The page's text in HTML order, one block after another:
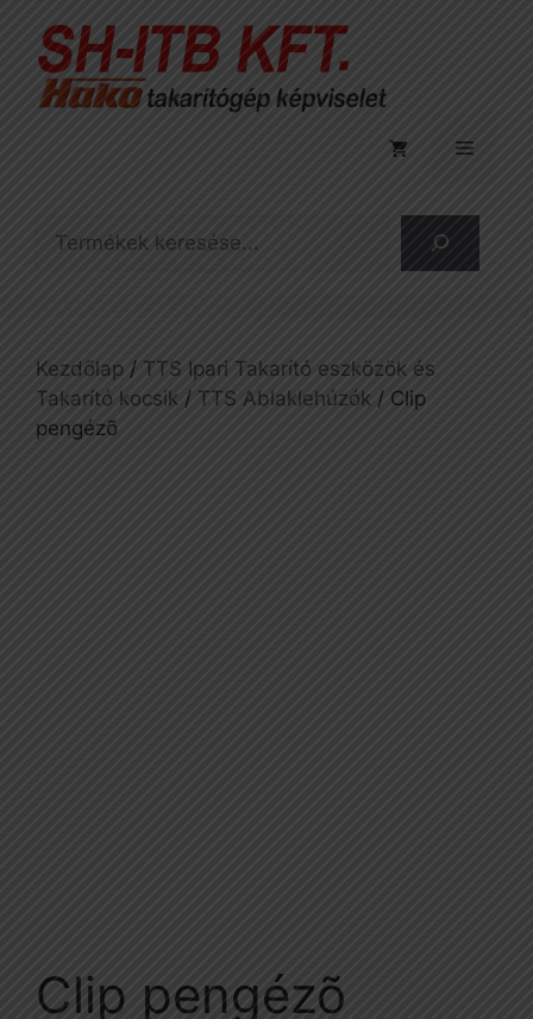
tartalomba
Menü
Kezdőlap / TTS Ipari Takarító eszközök és
Takarító kocsik / TTS Ablaklehúzók / Clip
pengézõ
Clip pengézõ